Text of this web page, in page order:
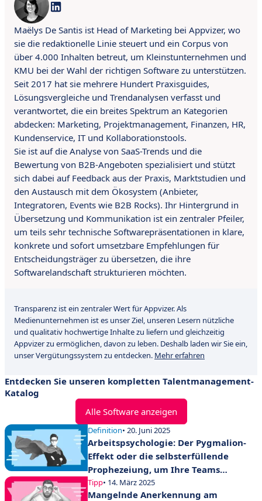
Maëlys De Santis ist Head of Marketing bei Appvizer, wo
sie die redaktionelle Linie steuert und ein Corpus von
über 4.000 Inhalten betreut, um Kleinstunternehmen und
KMU bei der Wahl der richtigen Software zu unterstützen.
Seit 2017 hat sie mehrere Hundert Praxisguides,
Lösungsvergleiche und Trendanalysen verfasst und
verantwortet, die ein breites Spektrum an Kategorien
abdecken: Marketing, Projektmanagement, Finanzen, HR,
Kundenservice, IT und Kollaborationstools.
Sie ist auf die Analyse von SaaS-Trends und die
Bewertung von B2B-Angeboten spezialisiert und stützt
sich dabei auf Feedback aus der Praxis, Marktstudien und
den Austausch mit dem Ökosystem (Anbieter,
Integratoren, Events wie B2B Rocks). Ihr Hintergrund in
Übersetzung und Kommunikation ist ein zentraler Pfeiler,
um teils sehr technische Softwarepräsentationen in klare,
konkrete und sofort umsetzbare Empfehlungen für
Entscheidungsträger zu übersetzen, die ihre
Softwarelandschaft strukturieren möchten.
Transparenz ist ein zentraler Wert für Appvizer. Als
Medienunternehmen ist es unser Ziel, unseren Lesern nützliche
und qualitativ hochwertige Inhalte zu liefern und gleichzeitig
Appvizer zu ermöglichen, davon zu leben. Deshalb laden wir Sie ein,
unser Vergütungssystem zu entdecken. Mehr erfahren
Entdecken Sie unseren kompletten Talentmanagement-
Katalog
Alle Software anzeigen
Definition• 20. Juni 2025
Arbeitspsychologie: Der Pygmalion-
Effekt oder die selbsterfüllende
Prophezeiung, um Ihre Teams
anzukurbeln
Tipp• 14. März 2025
Mangelnde Anerkennung am